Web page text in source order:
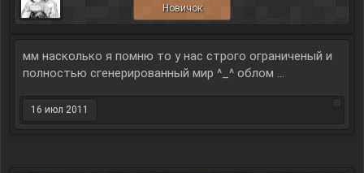
Новичок
мм насколько я помню то у нас строго ограниченый и
полностью сгенерированный мир ^_^ облом ...
16 июл 2011